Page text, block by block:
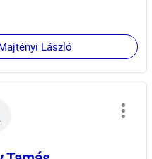
neki: Majtényi László